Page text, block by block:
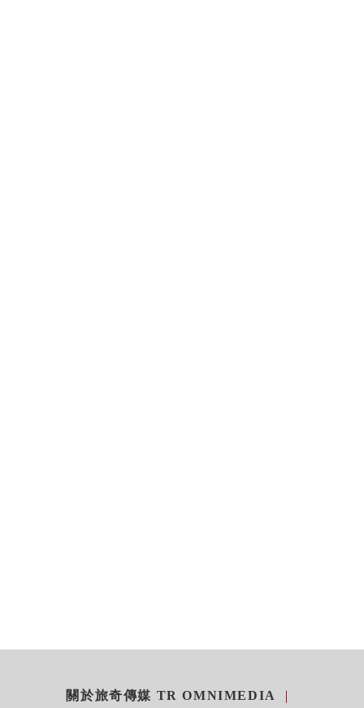
關於旅奇傳媒 TR OMNIMEDIA